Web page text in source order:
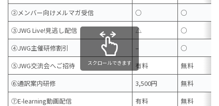
②メンバー向けメルマガ受信
○
○
③JWG Live!見逃し配信
△
○
④JWG主催研修割引
–
○
⑤JWG交流会へご招待
有料
無料
⑥通訳案内研修
3,500円
無料
⑦E-learning動画配信
有料
無料
スクロールできます